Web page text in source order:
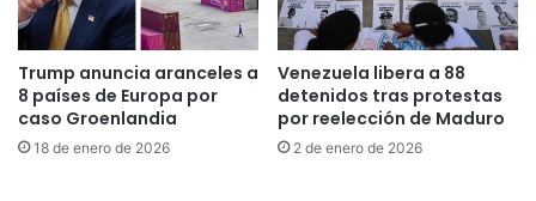
Trump anuncia aranceles a
8 países de Europa por
caso Groenlandia
18 de enero de 2026
Venezuela libera a 88
detenidos tras protestas
por reelección de Maduro
2 de enero de 2026